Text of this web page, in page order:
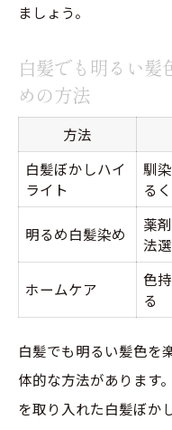
ましょう。
白髪でも明るい髪
めの方法
方法
白髪ぼかしハイ
ライト
馴
るく
明るめ白髪染め
薬
法
ホームケア
色
る
白髪でも明るい髪色を
体的な方法があります
を取り入れた白髪ぼか